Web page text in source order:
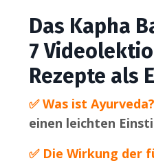
Das Kapha
7
Rezepte als
✅Was ist Ayurveda?
einen leichten
✅ Die Wirkung der